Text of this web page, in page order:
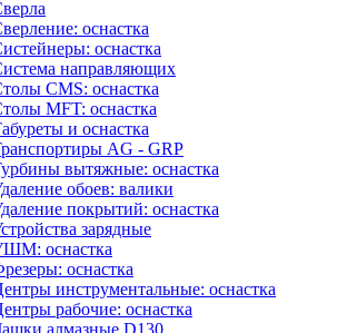
оснастка
оснастка
направляющих
CMS: оснастка
MFT: оснастка
и оснастка
AG - GRP
вытяжные: оснастка
обоев: валики
покрытий: оснастка
зарядные
оснастка
оснастка
инструментальные: оснастка
рабочие: оснастка
алмазные D130